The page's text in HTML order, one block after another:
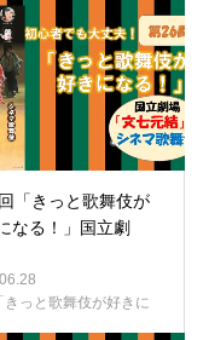
「きっと歌舞伎が
なる！」国立劇
きっと歌舞伎が好きに